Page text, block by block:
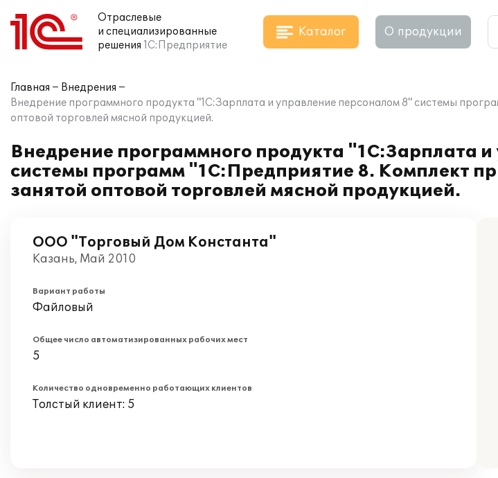
Отраслевые
и специализированные
решения 1С:Предприятие
Каталог О продукции
Главная
Внедрения
Внедрение программного продукта "1С:Зарплата и управление персоналом 8" системы
оптовой торговлей мясной продукцией.
Внедрение программного продукта "1С:Зарплата
системы программ "1С:Предприятие 8. Комплект
занятой оптовой торговлей мясной продукцией.
ООО "Торговый Дом Константа"
Казань, Май 2010
Вариант работы
Файловый
Общее число автоматизированных рабочих мест
5
Количество одновременно работающих клиентов
Толстый клиент: 5